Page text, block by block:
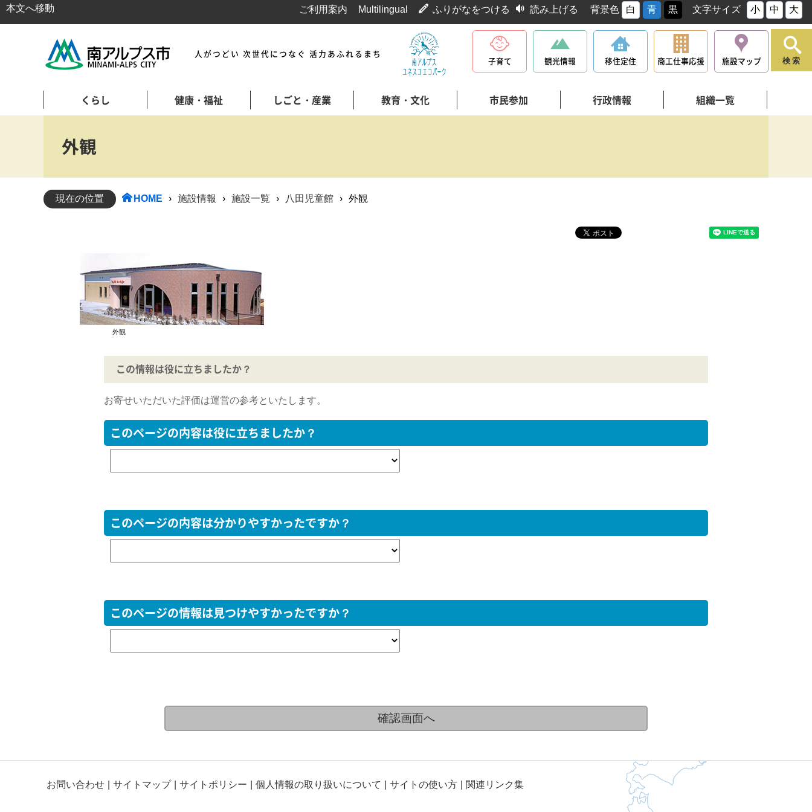
本文へ移動 ご利用案内 Multilingual ふりがなをつける 読み上げる 背景色 白 青 黒 文字サイズ 小 中 大
人がつどい 次世代につなぐ 活力あふれるまち
子育て 観光情報 移住定住 商工仕事応援 施設マップ
くらし 健康・福祉 しごと・産業 教育・文化 市民参加 行政情報 組織一覧
検索
外観
現在の位置 HOME › 施設情報 › 施設一覧 › 八田児童館 › 外観
外観
この情報は役に立ちましたか？
お寄せいただいた評価は運営の参考といたします。
このページの内容は役に立ちましたか？
このページの内容は分かりやすかったですか？
このページの情報は見つけやすかったですか？
お問い合わせ サイトマップ サイトポリシー 個人情報の取り扱いについて サイトの使い方 関連リンク集